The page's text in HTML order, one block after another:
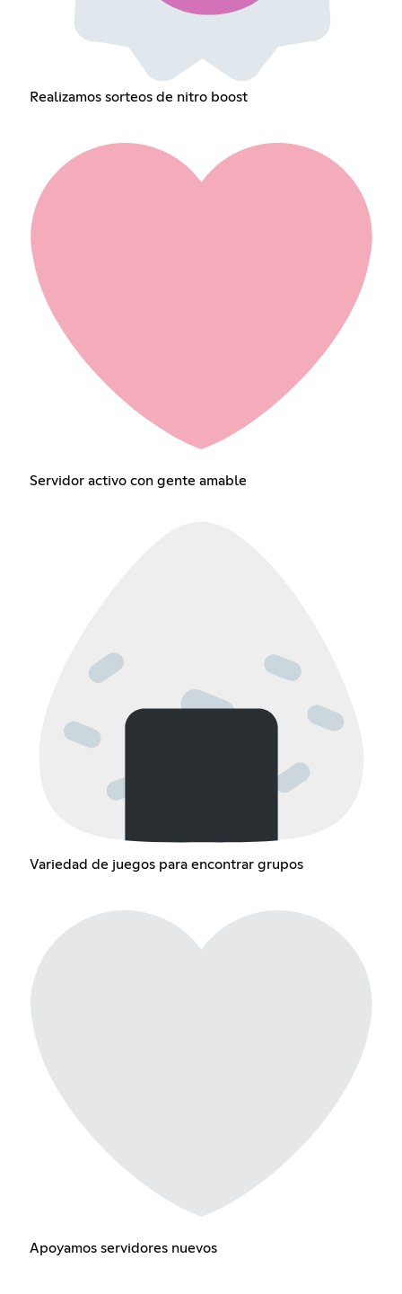
Realizamos sorteos de nitro boost
Servidor activo con gente amable
Variedad de juegos para encontrar grupos
Apoyamos servidores nuevos